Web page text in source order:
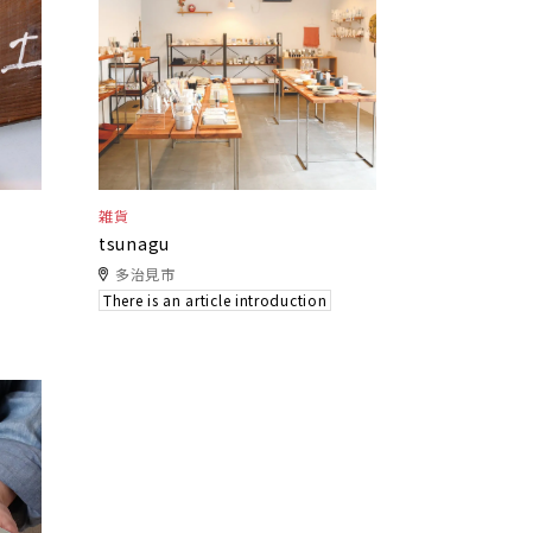
雑貨
tsunagu
多治見市
There is an article introduction